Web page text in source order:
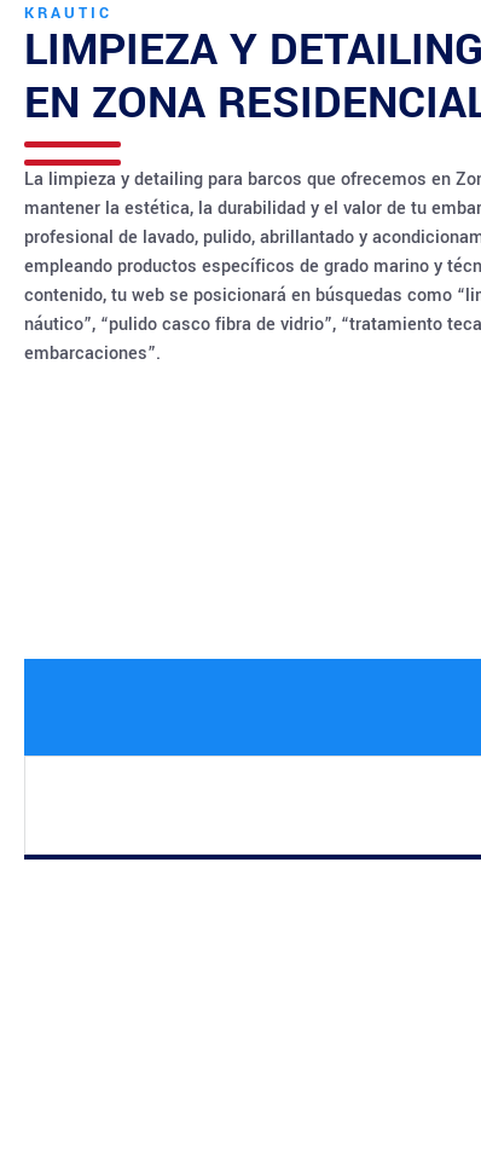
KRAUTIC
LIMPIEZA Y
EN ZONA
La limpieza y detailing para barcos que ofrecemos en
mantener la estética, la durabilidad y el valor de tu
profesional de lavado, pulido, abrillantado y
empleando productos específicos de grado marino y
contenido, tu web se posicionará en búsquedas como
náutico”, “pulido casco fibra de vidrio”, “tratamiento
embarcaciones”.